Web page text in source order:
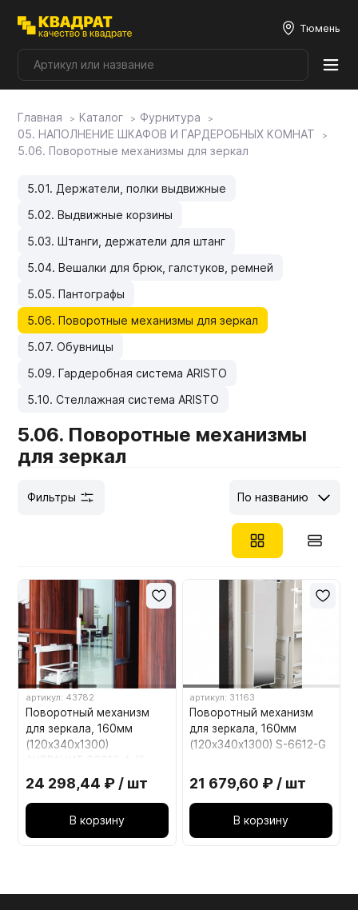
Тюмень
Плитные материалы
Столешницы
Мой ЭГГЕР
Фасады
Мебельные образцы, каталоги
Главная Каталог
Фурнитура
05. НАПОЛНЕНИЕ ШКАФОВ И ГАРДЕРОБНЫХ КОМНАТ
5.06. Поворотные механизмы для зеркал
5.01. Держатели, полки выдвижные
5.02. Выдвижные корзины
5.03. Штанги, держатели для штанг
5.04. Вешалки для брюк, галстуков, ремней
5.05. Пантографы
5.06. Поворотные механизмы для зеркал
5.07. Обувницы
5.09. Гардеробная система ARISTO
5.10. Стеллажная система ARISTO
5.06. Поворотные механизмы
для зеркал
По названию
Фильтры
артикул: 43782
Поворотный механизм
для зеркала, 160мм
(120х340х1300)
6615)
24 298,44 ₽ / шт
В корзину
артикул: 31163
Поворотный механизм
для зеркала, 160мм
(120х340х1300) S-6612-G
21 679,60 ₽ / шт
В корзину